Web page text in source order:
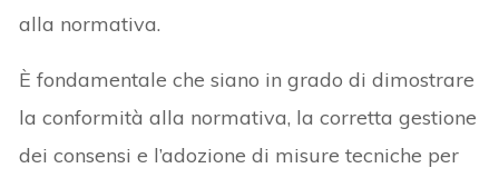
alla normativa.
È fondamentale che siano in grado di dimostrare
la conformità alla normativa, la corretta gestione
dei consensi e l’adozione di misure tecniche per